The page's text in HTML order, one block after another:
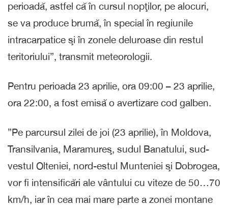
perioadă, astfel că în cursul nopţilor, pe alocuri,
se va produce brumă, în special în regiunile
intracarpatice şi în zonele deluroase din restul
teritoriului”, transmit meteorologii.
Pentru perioada 23 aprilie, ora 09:00 – 23 aprilie,
ora 22:00, a fost emisă o avertizare cod galben.
”Pe parcursul zilei de joi (23 aprilie), în Moldova,
Transilvania, Maramureş, sudul Banatului, sud-
vestul Olteniei, nord-estul Munteniei şi Dobrogea,
vor fi intensificări ale vântului cu viteze de 50…70
km/h, iar în cea mai mare parte a zonei montane